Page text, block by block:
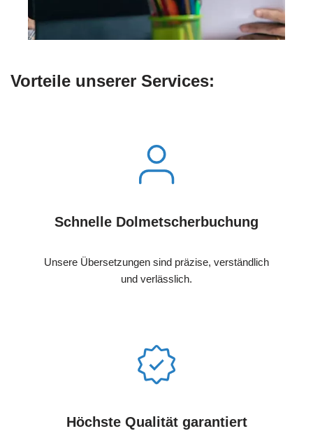
Vorteile unserer Services:
Schnelle Dolmetscherbuchung
Unsere Übersetzungen sind präzise, verständlich
und verlässlich.
Höchste Qualität garantiert